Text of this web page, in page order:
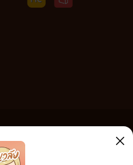
วามใดๆ ทั้งสิ้น ดังนั้นผู้อ่านทุกท่านโปรดใช้
พบข้อความใดๆ ที่ขัดต่อกฎหมายและศีลธรรม